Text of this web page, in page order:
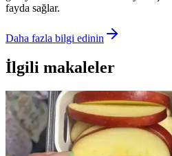
fayda sağlar.
Daha fazla bilgi edinin
İlgili makaleler